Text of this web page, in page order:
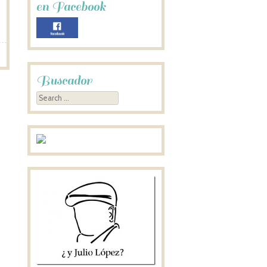
en Facebook
Buscador
Search